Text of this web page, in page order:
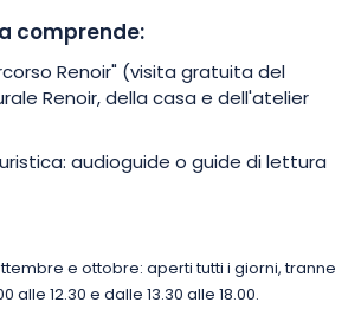
comprende:
Renoir" (visita gratuita del
Renoir, della casa e dell'atelier
audioguide o guide di lettura
e ottobre: aperti tutti i giorni, tranne
alle 12.30 e dalle 13.30 alle 18.00.